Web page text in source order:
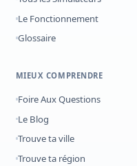
Le Fonctionnement
Glossaire
MIEUX COMPRENDRE
Foire Aux Questions
Le Blog
Trouve ta ville
Trouve ta région